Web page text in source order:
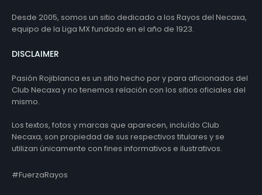
Desde 2005, somos un sitio dedicado a los Rayos del Necaxa,
equipo de la Liga MX fundado en el año de 1923.
DISCLAIMER
Pasión Rojiblanca es un sitio hecho por y para aficionados del
Club Necaxa y no tenemos relación con los sitios oficiales del
mismo.
Los textos, fotos y marcas que aparecen, incluído Club
Necaxa, son propiedad de sus respectivos titulares y se
utilizan únicamente con fines informativos e ilustrativos.
#FuerzaRayos